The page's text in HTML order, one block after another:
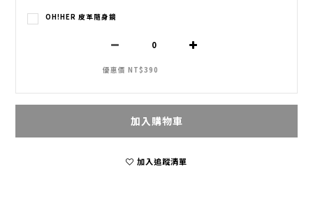
OH!HER 皮革隨身鏡
優惠價 NT$390
加入購物車
加入追蹤清單